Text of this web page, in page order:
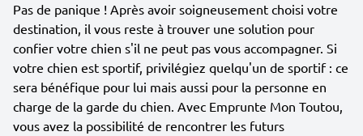
Pas de panique ! Après avoir soigneusement choisi votre
destination, il vous reste à trouver une solution pour
confier votre chien s'il ne peut pas vous accompagner. Si
votre chien est sportif, privilégiez quelqu'un de sportif : ce
sera bénéfique pour lui mais aussi pour la personne en
charge de la garde du chien. Avec Emprunte Mon Toutou,
vous avez la possibilité de rencontrer les futurs